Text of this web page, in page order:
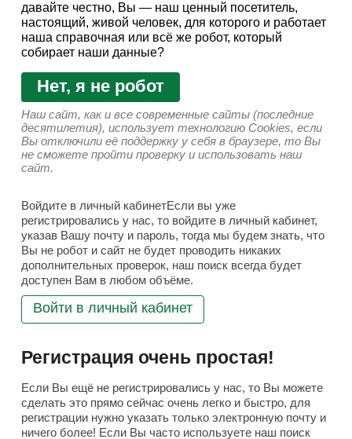
давайте честно, Вы — наш ценный посетитель,
настоящий, живой человек, для которого и работает
наша справочная или всё же робот, который
собирает наши данные?
Нет, я не робот
Наш сайт, как и все современные сайты (последние
десятилетия), использует технологию Cookies, если
Вы отключили её поддержку у себя в браузере, то Вы
не сможете пройти проверку и использовать наш
сайт.
Войдите в личный кабинетЕсли вы уже
регистрировались у нас, то войдите в личный кабинет,
указав Вашу почту и пароль, тогда мы будем знать, что
Вы не робот и сайт не будет проводить никаких
дополнительных проверок, наш поиск всегда будет
доступен Вам в любом объёме.
Войти в личный кабинет
Регистрация очень простая!
Если Вы ещё не регистрировались у нас, то Вы можете
сделать это прямо сейчас очень легко и быстро, для
регистрации нужно указать только электронную почту и
ничего более! Если Вы часто используете наш поиск